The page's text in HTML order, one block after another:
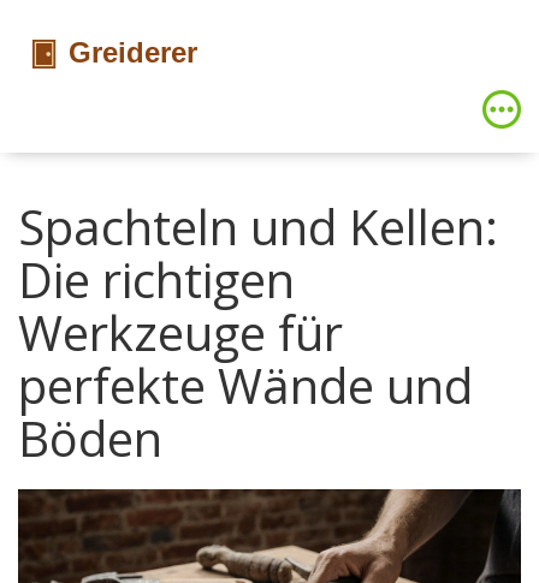
Spachteln und Kellen:
Die richtigen
Werkzeuge für
perfekte Wände und
Böden